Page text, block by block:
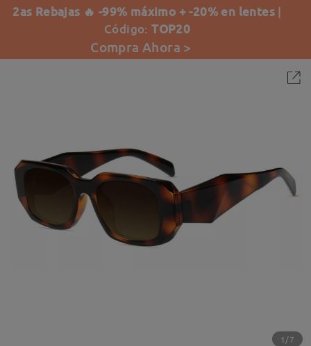
2as Rebajas 🔥 -99% máximo + -20% en lentes |
Código:TOP20
Compra Ahora >
1/7